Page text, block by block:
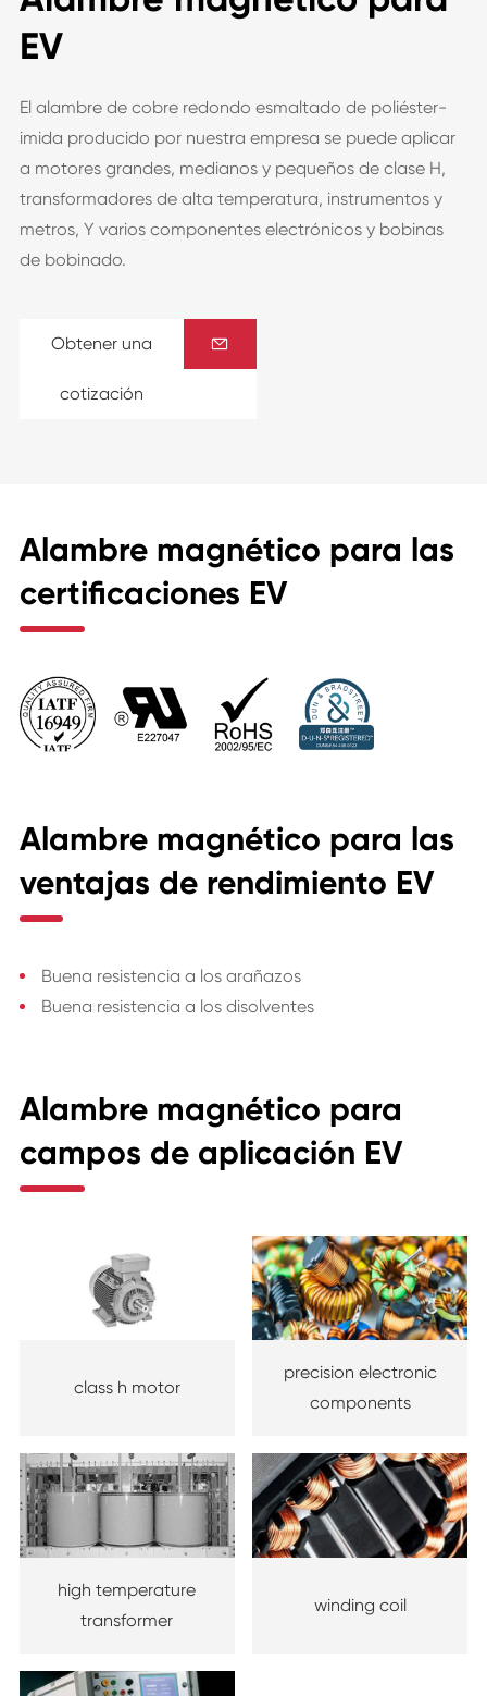
EV
El alambre de cobre redondo esmaltado de poliéster-
imida producido por nuestra empresa se puede aplicar
a motores grandes, medianos y pequeños de clase H,
transformadores de alta temperatura, instrumentos y
metros, Y varios componentes electrónicos y bobinas
de bobinado.
Obtener una
cotización

Alambre magnético para las
certificaciones EV
Alambre magnético para las
ventajas de rendimiento EV
Buena resistencia a los arañazos
Buena resistencia a los disolventes
Alambre magnético para
campos de aplicación EV
class h motor
precision electronic
components
high temperature
transformer
winding coil